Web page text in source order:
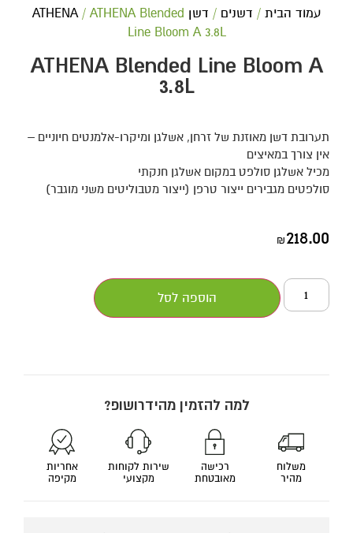
עמוד הבית / דשנים / דשן ATHENA / ATHENA Blended
Line Bloom A 3.8L
ATHENA Blended Line Bloom A
3.8L
תערובת דשן מאוזנת של זרחן, אשלגן ומיקרו-אלמנטים חיוניים –
אין צורך במאיצים
מכיל אשלגן סולפט במקום אשלגן חנקתי
סולפטים מגבירים ייצור טרפן (ייצור מטבוליטים משני מוגבר)
₪218.00
הוספה לסל
למה להזמין מהידרושופ?
משלוח
מהיר
רכישה
מאובטחת
שירות לקוחות
מקצועי
אחריות
מקיפה